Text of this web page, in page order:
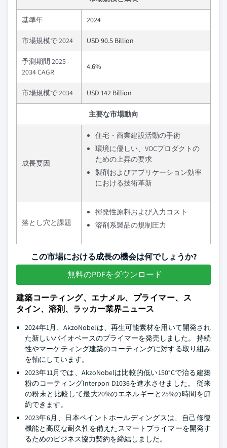
基準年 2024
市場規模で 2024 USD 90.5 Billion
予測期間 2025 -
2034 CAGR
4.6%
市場規模で 2034 USD 142 Billion
主要な市場動向
成長要因
住宅・商業建設活動の手術
環境に優しい、VOCプロダクトの
ための上昇の要求
製剤およびアプリケーション効率
における技術革新
落とし穴と課題
揮発性原料および入力コスト
溶剤系製品の規制圧力
この市場における成長の機会は何でしょうか?
無料のPDFをダウンロード
建築コーティング、エナメル、プライマー、ス
タイン、溶剤、ラッカー業界ニュース
2024年1月、AkzoNobelは、再生可能素材を用いて開発され
た新しいバイオベースのプライマーを発売しました。 持続
性やマーケティング建築のコーティングに対する取り組み
を軸にしています。
2023年11月では、AkzoNobelは比較的低い150°Cで治る建築
粉のコーティングInterpon D1036を進水させました。 従来
の粉末と比較して最大20%のエネルギーと25%の時間を節
約できます。
2023年6月、日本ペイントホールディングスは、自己修復
機能と高度な耐久性を備えたスマートプライマーを開発す
るためのビジネス協力契約を締結しました。